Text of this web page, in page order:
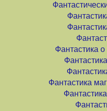
Фантастика
Фантастика